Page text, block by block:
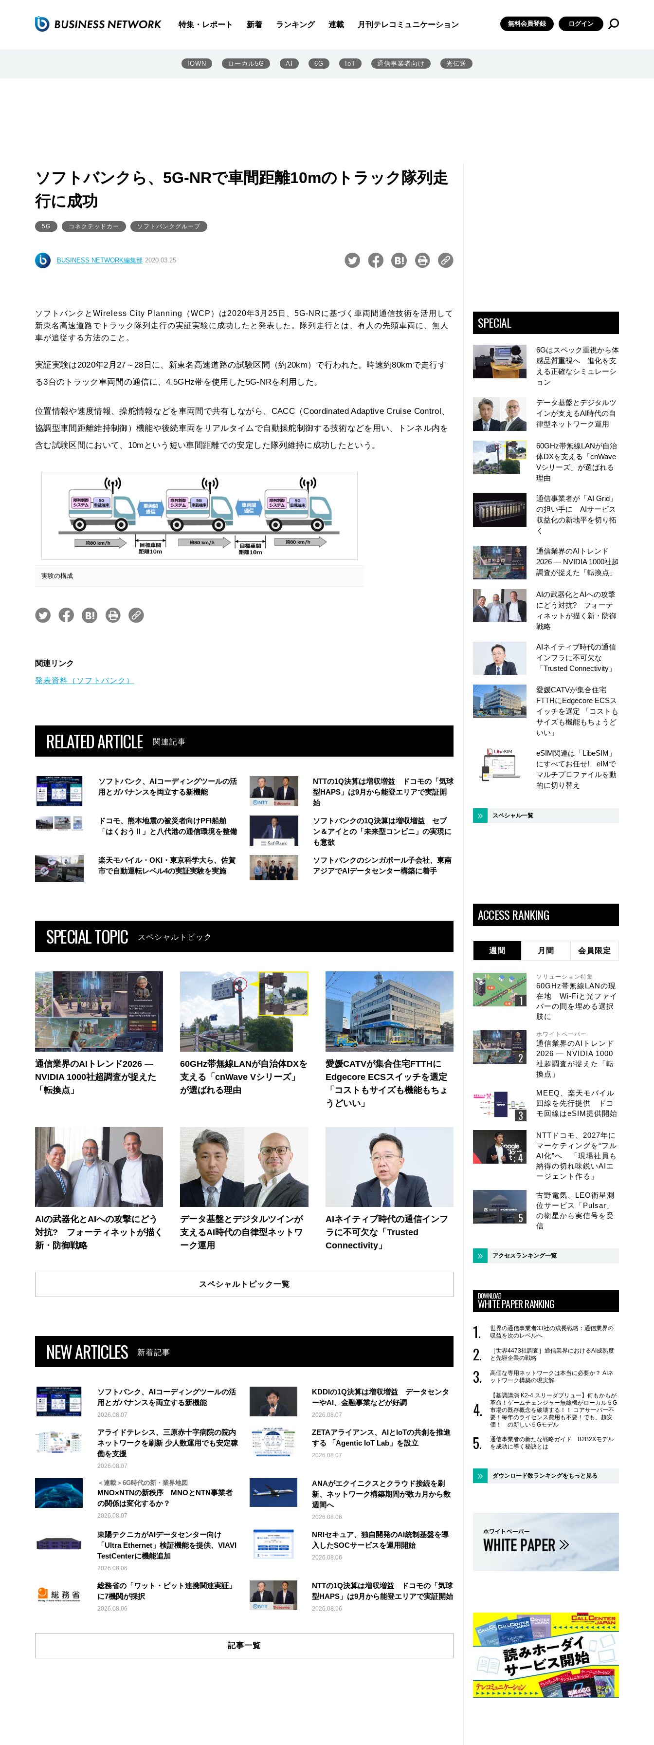
特集・レポート 新着 ランキング 連載 月刊テレコミュニケーション 無料会員登録 ログイン
IOWN ローカル5G AI 6G IoT 通信事業者向け 光伝送
ソフトバンクら、5G-NRで車間距離10mのトラック隊列走
行に成功
5G コネクテッドカー ソフトバンクグループ
BUSINESS NETWORK編集部 2020.03.25
ソフトバンクとWireless City Planning（WCP）は2020年3月25日、5G-NRに基づく車両間通信技術を活用して
新東名高速道路でトラック隊列走行の実証実験に成功したと発表した。隊列走行とは、有人の先頭車両に、無人
車が追従する方法のこと。
実証実験は2020年2月27～28日に、新東名高速道路の試験区間（約20km）で行われた。時速約80kmで走行す
る3台のトラック車両間の通信に、4.5GHz帯を使用した5G-NRを利用した。
位置情報や速度情報、操舵情報などを車両間で共有しながら、CACC（Coordinated Adaptive Cruise Control、
協調型車間距離維持制御）機能や後続車両をリアルタイムで自動操舵制御する技術などを用い、トンネル内を
含む試験区間において、10mという短い車間距離での安定した隊列維持に成功したという。
実験の構成
関連リンク
発表資料（ソフトバンク）
RELATED ARTICLE 関連記事
ソフトバンク、AIコーディングツールの活
用とガバナンスを両立する新機能
NTTの1Q決算は増収増益 ドコモの「気球
型HAPS」は9月から能登エリアで実証開
始
ドコモ、熊本地震の被災者向けPFI船舶
「はくおうⅡ」と八代港の通信環境を整備
ソフトバンクの1Q決算は増収増益 セブ
ン＆アイとの「未来型コンビニ」の実現に
も意欲
楽天モバイル・OKI・東京科学大ら、佐賀
市で自動運転レベル4の実証実験を実施
ソフトバンクのシンガポール子会社、東南
アジアでAIデータセンター構築に着手
SPECIAL TOPIC スペシャルトピック
通信業界のAIトレンド2026 ―
NVIDIA 1000社超調査が捉えた
「転換点」
60GHz帯無線LANが自治体DXを
支える「cnWave Vシリーズ」
が選ばれる理由
愛媛CATVが集合住宅FTTHに
Edgecore ECSスイッチを選定
「コストもサイズも機能もちょ
うどいい」
AIの武器化とAIへの攻撃にどう
対抗? フォーティネットが描く
新・防御戦略
データ基盤とデジタルツインが
支えるAI時代の自律型ネットワ
ーク運用
AIネイティブ時代の通信インフ
ラに不可欠な「Trusted
Connectivity」
スペシャルトピック一覧
NEW ARTICLES 新着記事
ソフトバンク、AIコーディングツールの活
用とガバナンスを両立する新機能
2026.08.07
KDDIの1Q決算は増収増益 データセンタ
ーやAI、金融事業などが好調
2026.08.07
アライドテレシス、三原赤十字病院の院内
ネットワークを刷新 少人数運用でも安定稼
働を支援
2026.08.07
ZETAアライアンス、AIとIoTの共創を推進
する 「Agentic IoT Lab」を設立
2026.08.07
＜連載＞6G時代の新・業界地図
MNO×NTNの新秩序 MNOとNTN事業者
の関係は変化するか？
2026.08.07
ANAがエクイニクスとクラウド接続を刷
新、ネットワーク構築期間が数カ月から数
週間へ
2026.08.06
東陽テクニカがAIデータセンター向け
「Ultra Ethernet」検証機能を提供、VIAVI
TestCenterに機能追加
2026.08.06
NRIセキュア、独自開発のAI統制基盤を導
入したSOCサービスを運用開始
2026.08.06
総務省の「ワット・ビット連携関連実証」
に7機関が採択
2026.08.06
NTTの1Q決算は増収増益 ドコモの「気球
型HAPS」は9月から能登エリアで実証開始
2026.08.06
記事一覧
SPECIAL
6Gはスペック重視から体
感品質重視へ 進化を支
える正確なシミュレーシ
ョン
データ基盤とデジタルツ
インが支えるAI時代の自
律型ネットワーク運用
60GHz帯無線LANが自治
体DXを支える「cnWave
Vシリーズ」が選ばれる
理由
通信事業者が「AI Grid」
の担い手に AIサービス
収益化の新地平を切り拓
く
通信業界のAIトレンド
2026 ― NVIDIA 1000社超
調査が捉えた「転換点」
AIの武器化とAIへの攻撃
にどう対抗? フォーテ
ィネットが描く新・防御
戦略
AIネイティブ時代の通信
インフラに不可欠な
「Trusted Connectivity」
愛媛CATVが集合住宅
FTTHにEdgecore ECSス
イッチを選定 「コストも
サイズも機能もちょうど
いい」
eSIM関連は「LibeSIM」
にすべてお任せ! eIMで
マルチプロファイルを動
的に切り替え
スペシャル一覧
ACCESS RANKING
週間 月間 会員限定
ソリューション特集
60GHz帯無線LANの現
在地 Wi-Fiと光ファイ
バーの間を埋める選択
肢に
ホワイトペーパー
通信業界のAIトレンド
2026 ― NVIDIA 1000
社超調査が捉えた「転
換点」
MEEQ、楽天モバイル
回線を先行提供 ドコ
モ回線はeSIM提供開始
NTTドコモ、2027年に
マーケティングを“フル
AI化”へ 「現場社員も
納得の切れ味鋭いAIエ
ージェント作る」
古野電気、LEO衛星測
位サービス「Pulsar」
の衛星から実信号を受
信
アクセスランキング一覧
DOWNLOAD
WHITE PAPER RANKING
世界の通信事業者33社の成長戦略：通信業界の
収益を次のレベルへ
［世界4473社調査］通信業界におけるAI成熟度
と先駆企業の戦略
高価な専用ネットワークは本当に必要か？ AIネ
ットワーク構築の現実解
【基調講演 K2-4 スリーダブリュー】何もかもが
革命！ゲームチェンジャー無線機がローカル５G
市場の既存概念を破壊する！！ コアサーバー不
要！毎年のライセンス費用も不要！でも、超安
価！ の新しい５Gモデル
通信事業者の新たな戦略ガイド B2B2Xモデル
を成功に導く秘訣とは
ダウンロード数ランキングをもっと見る